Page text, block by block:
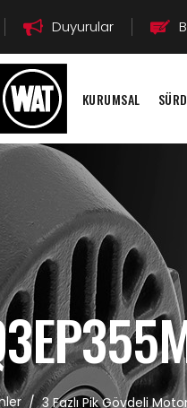
Duyurular
KURUMSAL
/3 Fazlı Pik Gövdeli